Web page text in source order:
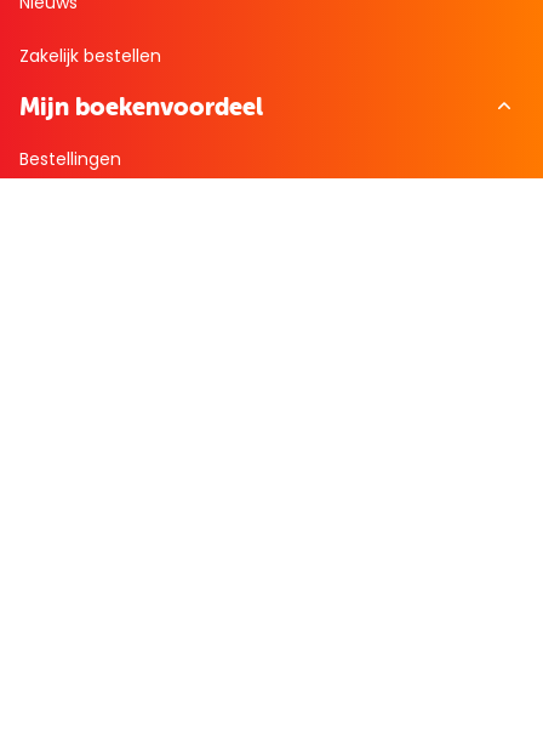
Zakelijk bestellen
Mijn boekenvoordeel
Bestellingen